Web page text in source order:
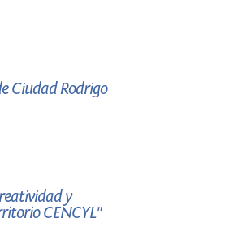
Ciudad Rodrigo
y
CENCYL"